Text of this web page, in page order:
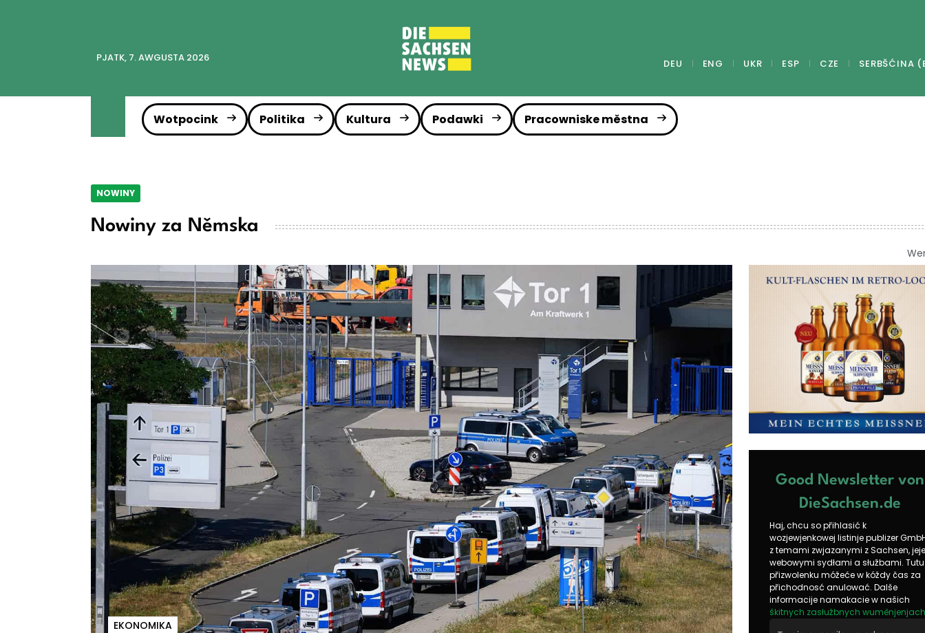
PJATK, 7. AWGUSTA 2026 DEU ENG UKR ESP CZE SERBŠĆINA
Wotpocink Politika Kultura Podawki Pracowniske městna
NOWINY
Nowiny za Němska
EKONOMIKA
Good Newsletter von
DieSachsen.de
Haj, chcu so přihlasić k
wozjewjenkowej listinje publizer
z temami zwjazanymi z Sachsen, jeje
webowymi sydłami a słužbami. Tutu
přizwolenku móžeće w kóždy čas za
přichodnosć anulować. Dalše
informacije namakacie w našich
škitnych zasłužbnych wuměnjenjach